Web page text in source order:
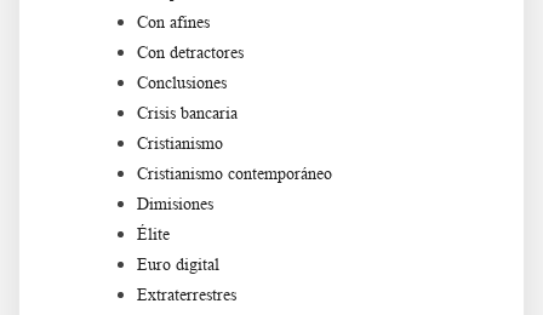
Con afines
Con detractores
Conclusiones
Crisis bancaria
Cristianismo
Cristianismo contemporáneo
Dimisiones
Élite
Euro digital
Extraterrestres